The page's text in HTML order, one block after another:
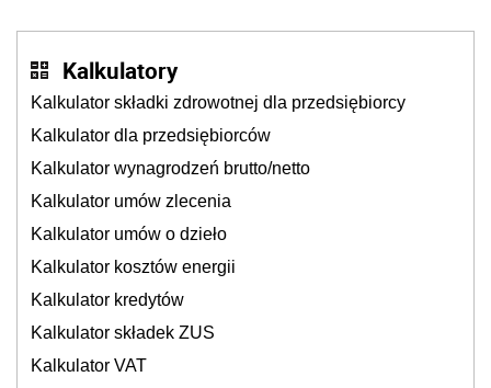
Kalkulatory
Kalkulator składki zdrowotnej dla przedsiębiorcy
Kalkulator dla przedsiębiorców
Kalkulator wynagrodzeń brutto/netto
Kalkulator umów zlecenia
Kalkulator umów o dzieło
Kalkulator kosztów energii
Kalkulator kredytów
Kalkulator składek ZUS
Kalkulator VAT